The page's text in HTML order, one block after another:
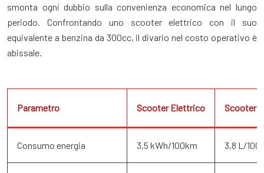
smonta ogni dubbio sulla convenienza economica nel lungo
periodo. Confrontando uno scooter elettrico con il suo
equivalente a benzina da 300cc, il divario nel costo operativo è
abissale.
Parametro Scooter Elettrico Scooter
Consumo energia 3,5 kWh/100km 3,8 L/